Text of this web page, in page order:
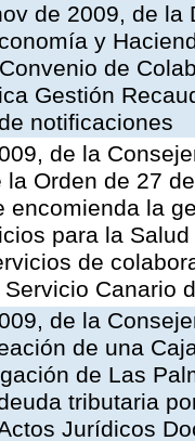
de 2009, de
y
de
Gestión
notificaciones
de la
Orden de 27
encomienda la
para la
de
Canario
de la
de una
de Las
tributaria
Jurídicos